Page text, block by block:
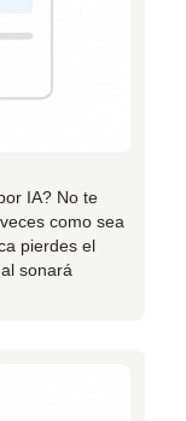
IA? No te
como sea
pierdes el
sonará